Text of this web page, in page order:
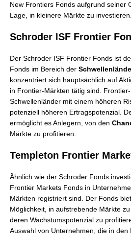
New Frontiers Fonds aufgrund seiner
Lage, in kleinere Märkte zu investieren.
Schroder ISF Frontier
Der Schroder ISF Frontier Fonds ist
Fonds im Bereich der
konzentriert sich hauptsächlich auf
in Frontier-Märkten tätig sind.
Schwellenländer mit einem höheren
potenziell höheren Ertragspotenzial.
ermöglicht es Anlegern, von den
Märkte zu profitieren.
Templeton Frontier
Ähnlich wie der Schroder Fonds
Frontier Markets Fonds in
Märkten registriert sind. Der Fonds
Möglichkeit, in aufstrebende Märkte
deren Wachstumspotenzial zu
Auswahl von Unternehmen, die in